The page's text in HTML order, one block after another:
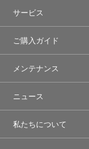
サービス
ご購入ガイド
メンテナンス
ニュース
私たちについて